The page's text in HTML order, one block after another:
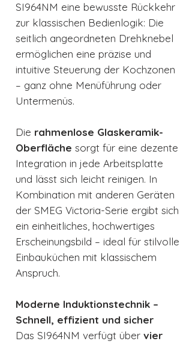
SI964NM eine bewusste Rückkehr
zur klassischen Bedienlogik: Die
seitlich angeordneten Drehknebel
ermöglichen eine präzise und
intuitive Steuerung der Kochzonen
– ganz ohne Menüführung oder
Untermenüs.
Die rahmenlose Glaskeramik-
Oberfläche sorgt für eine dezente
Integration in jede Arbeitsplatte
und lässt sich leicht reinigen. In
Kombination mit anderen Geräten
der SMEG Victoria-Serie ergibt sich
ein einheitliches, hochwertiges
Erscheinungsbild – ideal für stilvolle
Einbauküchen mit klassischem
Anspruch.
Moderne Induktionstechnik –
Schnell, effizient und sicher
Das SI964NM verfügt über vier